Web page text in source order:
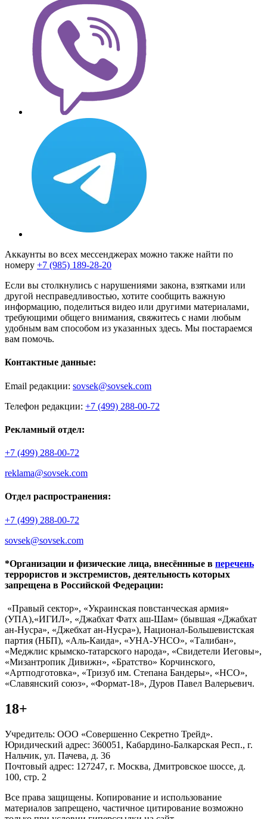
Аккаунты во всех мессенджерах можно также найти по
номеру +7 (985) 189-28-20
Если вы столкнулись с нарушениями закона, взятками или
другой несправедливостью, хотите сообщить важную
информацию, поделиться видео или другими материалами,
требующими общего внимания, свяжитесь с нами любым
удобным вам способом из указанных здесь. Мы постараемся
вам помочь.
Контактные данные:
Email редакции: sovsek@sovsek.com
Телефон редакции: +7 (499) 288-00-72
Рекламный отдел:
+7 (499) 288-00-72
reklama@sovsek.com
Отдел распространения:
+7 (499) 288-00-72
sovsek@sovsek.com
*Организации и физические лица, внесённные в перечень
террористов и экстремистов, деятельность которых
запрещена в Российской Федерации:
«Правый сектор», «Украинская повстанческая армия»
(УПА),«ИГИЛ», «Джабхат Фатх аш-Шам» (бывшая «Джабхат
ан-Нусра», «Джебхат ан-Нусра»), Национал-Большевистская
партия (НБП), «Аль-Каида», «УНА-УНСО», «Талибан»,
«Меджлис крымско-татарского народа», «Свидетели Иеговы»,
«Мизантропик Дивижн», «Братство» Корчинского,
«Артподготовка», «Тризуб им. Степана Бандеры», «НСО»,
«Славянский союз», «Формат-18», Дуров Павел Валерьевич.
18+
Учредитель: ООО «Совершенно Секретно Трейд».
Юридический адрес: 360051, Кабардино-Балкарская Респ., г.
Нальчик, ул. Пачева, д. 36
Почтовый адрес: 127247, г. Москва, Дмитровское шоссе, д.
100, стр. 2
Все права защищены. Копирование и использование
материалов запрещено, частичное цитирование возможно